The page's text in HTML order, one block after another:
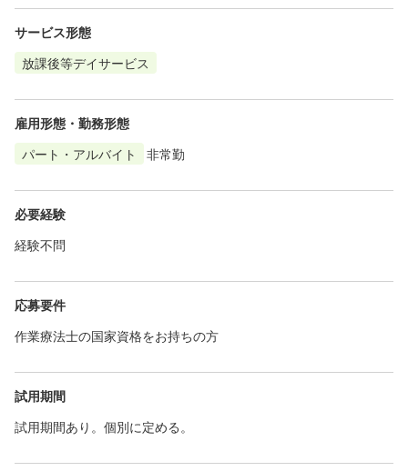
サービス形態
放課後等デイサービス
雇用形態・勤務形態
パート・アルバイト
非常勤
必要経験
経験不問
応募要件
作業療法士の国家資格をお持ちの方
試用期間
試用期間あり。個別に定める。